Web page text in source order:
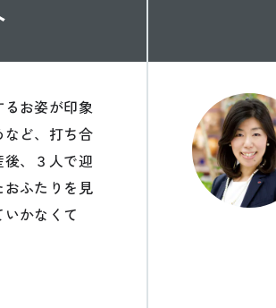
お姿が印象
ど、打ち合
、３人で迎
ふたりを見
かなくて